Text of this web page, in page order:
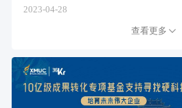
2023-04-28
查看更多